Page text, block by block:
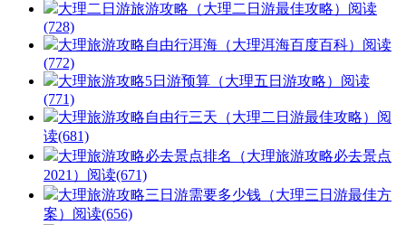
大理二日游旅游攻略（大理二日游最佳攻略） 阅读
(728)
大理旅游攻略自由行洱海（大理洱海百度百科） 阅读
(772)
大理旅游攻略5日游预算（大理五日游攻略） 阅读
(771)
大理旅游攻略自由行三天（大理二日游最佳攻略） 阅
读(681)
大理旅游攻略必去景点排名（大理旅游攻略必去景点
2021） 阅读(671)
大理旅游攻略三日游需要多少钱（大理三日游最佳方
案） 阅读(656)